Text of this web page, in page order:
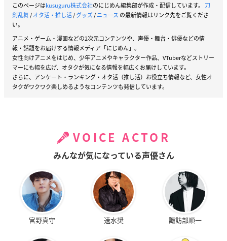
このページはkusuguru株式会社のにじめん編集部が作成・配信しています。 刀
剣乱舞/オタ活・推し活/グッズ/ニュース の最新情報はリンク先をご覧くださ
い。
アニメ・ゲーム・漫画などの2次元コンテンツや、声優・舞台・俳優などの情
報・話題をお届けする情報メディア「にじめん」。
女性向けアニメをはじめ、少年アニメやキャラクター作品、VTuberなどストリー
マーにも幅を広げ、オタクが気になる情報を幅広くお届けしています。
さらに、アンケート・ランキング・オタ活（推し活）お役立ち情報など、女性オ
タクがワクワク楽しめるようなコンテンツも発信しています。
VOICE ACTOR
みんなが気になっている声優さん
宮野真守 速水奨 諏訪部順一